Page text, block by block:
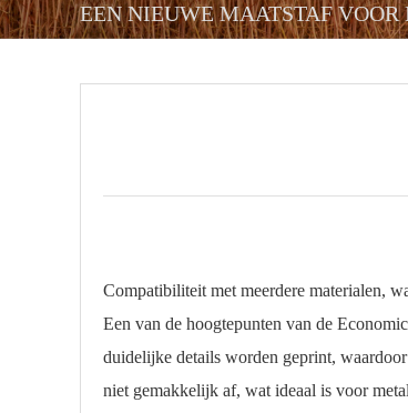
EEN NIEUWE MAATSTAF
Compatibiliteit met meerdere materialen,
Een van de hoogtepunten van de
duidelijke details worden geprint,
niet gemakkelijk af, wat ideaal is voor